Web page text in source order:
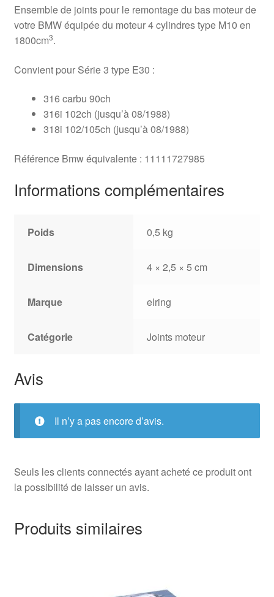
Ensemble de joints pour le remontage du bas moteur de
votre BMW équipée du moteur 4 cylindres type M10 en
1800cm3.
Convient pour Série 3 type E30 :
316 carbu 90ch
316i 102ch (jusqu’à 08/1988)
318i 102/105ch (jusqu’à 08/1988)
Référence Bmw équivalente : 11111727985
Informations complémentaires
Poids 0,5 kg
Dimensions 4 × 2,5 × 5 cm
Marque elring
Catégorie Joints moteur
Avis
Il n’y a pas encore d’avis.
Seuls les clients connectés ayant acheté ce produit ont
la possibilité de laisser un avis.
Produits similaires